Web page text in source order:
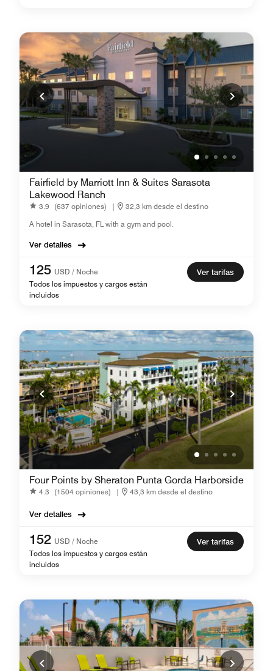
Fairfield by Marriott Inn & Suites Sarasota
Lakewood Ranch
3.9 (637 opiniones) |
32,3 km desde el destino
A hotel in Sarasota, FL with a gym and pool.
Ver detalles
125 USD / Noche
Todos los impuestos y cargos están
incluidos
Ver tarifas
Four Points by Sheraton Punta Gorda Harborside
4.3 (1504 opiniones) | 43,3 km desde el destino
Ver detalles
152 USD / Noche
Todos los impuestos y cargos están
incluidos
Ver tarifas